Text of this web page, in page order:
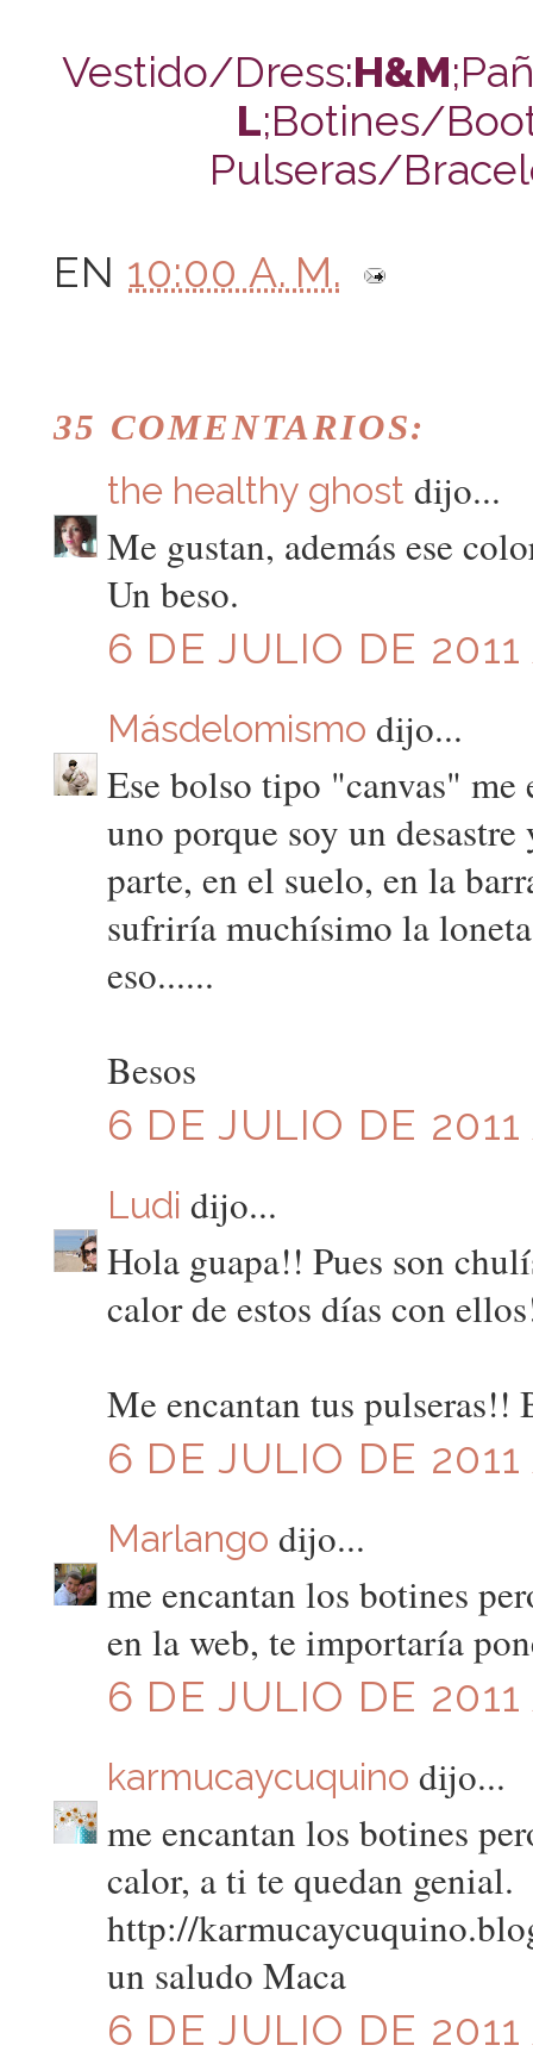
Vestido/Dress:H&M
L;Botines/
Pulseras/
EN 10:00 A. M.
35 COMENTARIOS:
the healthy ghost dijo...
Me gustan, además ese
Un beso.
6 DE JULIO DE 2011
Másdelomismo dijo...
Ese bolso tipo "canvas" me
uno porque soy un
parte, en el suelo, en la
sufriría muchísimo la
eso......
Besos
6 DE JULIO DE
Ludi dijo...
Hola guapa!! Pues son
calor de estos días con
Me encantan tus pulseras!!
6 DE JULIO DE
Marlango dijo...
me encantan los botines
en la web, te importaría
6 DE JULIO DE 2011
karmucaycuquino dijo...
me encantan los botines
calor, a ti te quedan genial.
http://
un saludo Maca
6 DE JULIO DE 2011